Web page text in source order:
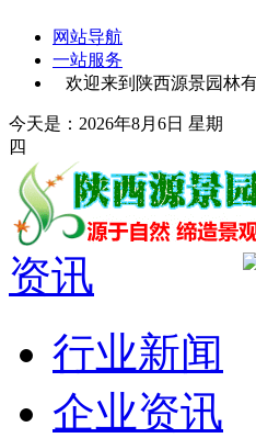
网站导航
一站服务
欢迎来到陕西源景园林
今天是：2026年8月6日 星期
四
资讯
行业新闻
企业资讯